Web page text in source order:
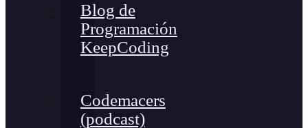
Blog de
Programación
KeepCoding
Codemacers
(podcast)